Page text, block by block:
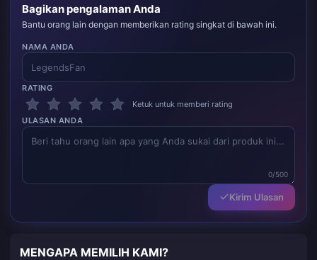
Bagikan pengalaman Anda
Bantu orang lain dengan memberikan rating singkat di bawah ini.
NAMA ANDA
RATING
Ketuk untuk memberi rating
ULASAN ANDA
0/500
Kirim Ulasan
MENGAPA MEMILIH KAMI?